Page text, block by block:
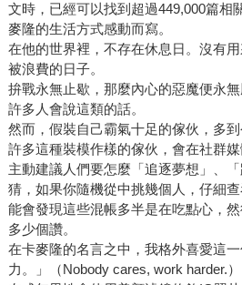
文時，已經可以找到超過449,000篇相
麥隆的生活方式感動而寫。
在他的世界裡，不存在休息日。沒有
被浪費的日子。
拚戰永無止歇，那麼內心的惡魔便永無
許多人會說這類的話。
然而，假裝自己霸氣十足的傢伙，多到
許多這種裝模作樣的傢伙，會在社群
主動建議人們要怎麼「追逐夢想」、
猜，如果你隨機從中挑幾個人，仔細
能會發現這些混帳多半是在吃點心，
多少個讚。
在卡麥隆的名言之中，我格外喜愛這
力。」（Nobody cares, work harder.）